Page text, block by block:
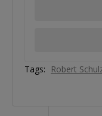
Tags: Robert